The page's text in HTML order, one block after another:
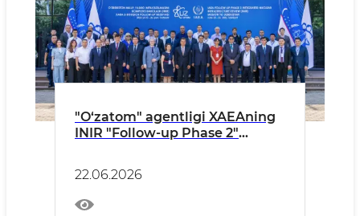
"O‘zatom" agentligi XAEAning
INIR "Follow-up Phase 2"
22.06.2026